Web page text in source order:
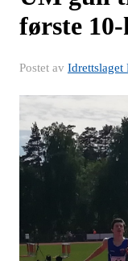
første
Postet av Idrettslaget